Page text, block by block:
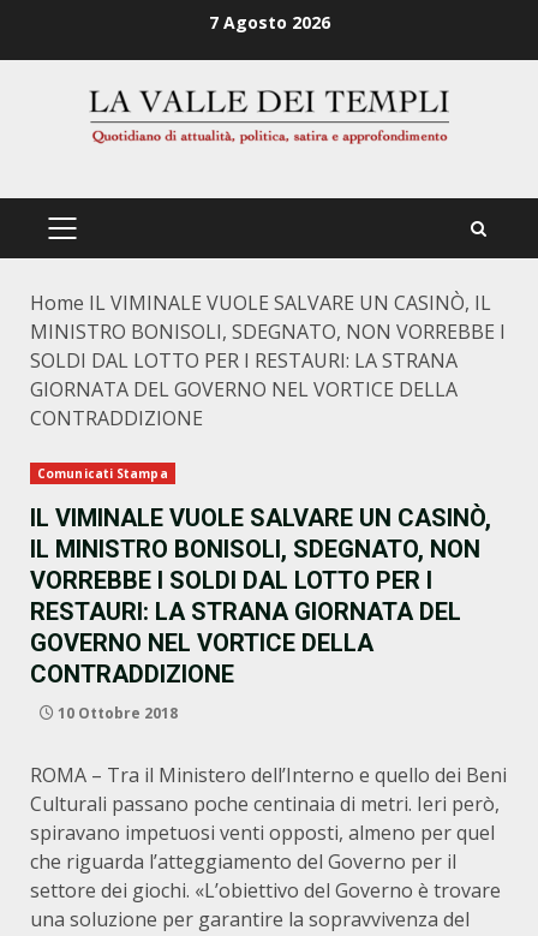
7 Agosto 2026
PRIMÄRES
Home IL VIMINALE VUOLE SALVARE UN CASINÒ, IL
MINISTRO BONISOLI, SDEGNATO, NON VORREBBE I
SOLDI DAL LOTTO PER I RESTAURI: LA STRANA
GIORNATA DEL GOVERNO NEL VORTICE DELLA
CONTRADDIZIONE
Comunicati Stampa
IL VIMINALE VUOLE SALVARE UN CASINÒ,
IL MINISTRO BONISOLI, SDEGNATO, NON
VORREBBE I SOLDI DAL LOTTO PER I
RESTAURI: LA STRANA GIORNATA DEL
GOVERNO NEL VORTICE DELLA
CONTRADDIZIONE
10 Ottobre 2018
ROMA – Tra il Ministero dell’Interno e quello dei Beni
Culturali passano poche centinaia di metri. Ieri però,
spiravano impetuosi venti opposti, almeno per quel
che riguarda l’atteggiamento del Governo per il
settore dei giochi. «L’obiettivo del Governo è trovare
una soluzione per garantire la sopravvivenza del